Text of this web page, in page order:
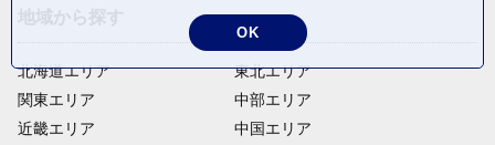
北海道エリア
関東エリア
近畿エリア
東北エリア
中部エリア
中国エリア
OK